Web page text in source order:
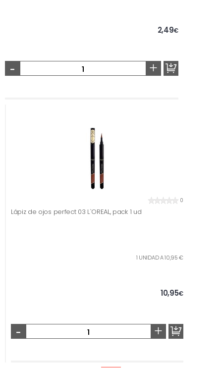
2,49€
- +
0
Lápiz de ojos perfect 03 L`OREAL, pack 1 ud
1 UNIDAD A 10,95 €
10,95€
- +